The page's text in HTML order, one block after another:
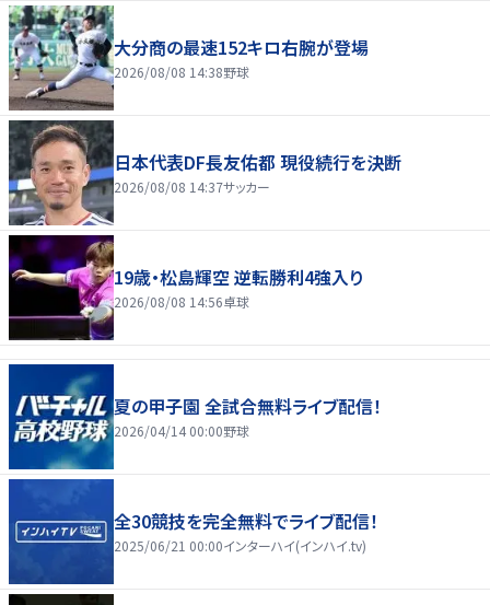
大分商の最速152キロ右腕が登場
2026/08/08 14:38野球
日本代表DF長友佑都 現役続行を決断
2026/08/08 14:37サッカー
19歳・松島輝空 逆転勝利4強入り
2026/08/08 14:56卓球
夏の甲子園 全試合無料ライブ配信！
2026/04/14 00:00野球
全30競技を完全無料でライブ配信！
2025/06/21 00:00インターハイ(インハイ.tv)